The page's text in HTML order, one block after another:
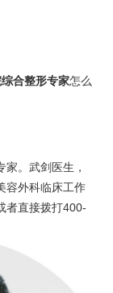
合整形专家怎么
。武剑医生，
容外科临床工作
者直接拨打400-